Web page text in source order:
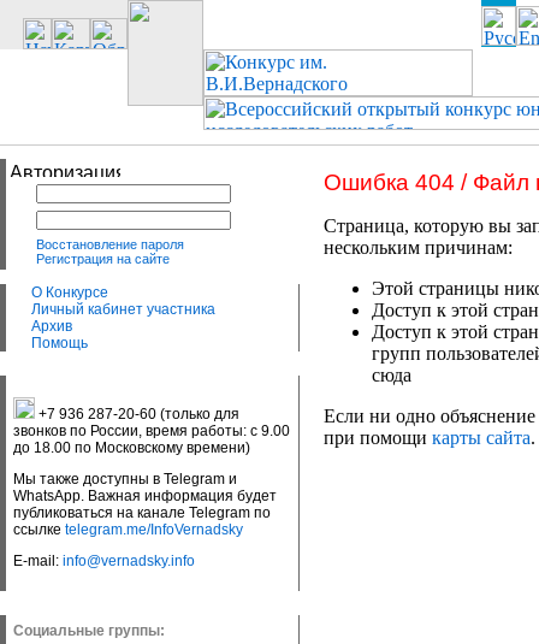
Восстановление пароля
Регистрация на сайте
О Конкурсе
Личный кабинет участника
Архив
Помощь
+7 936 287-20-60 (только для
звонков по России, время работы: с 9.00
до 18.00 по Московскому времени)
Мы также доступны в Telegram и
WhatsApp. Важная информация будет
публиковаться на канале Telegram по
ссылке telegram.me/InfoVernadsky
E-mail: info@vernadsky.info
Социальные группы:
Ошибка 404 / Файл
Страница, которую вы
нескольким причинам:
Этой страницы
Доступ к этой
Доступ к этой
групп
сюда
Если ни одно объяснение
при помощи карты сайта.